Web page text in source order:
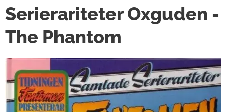
Serierariteter Oxguden -
The Phantom